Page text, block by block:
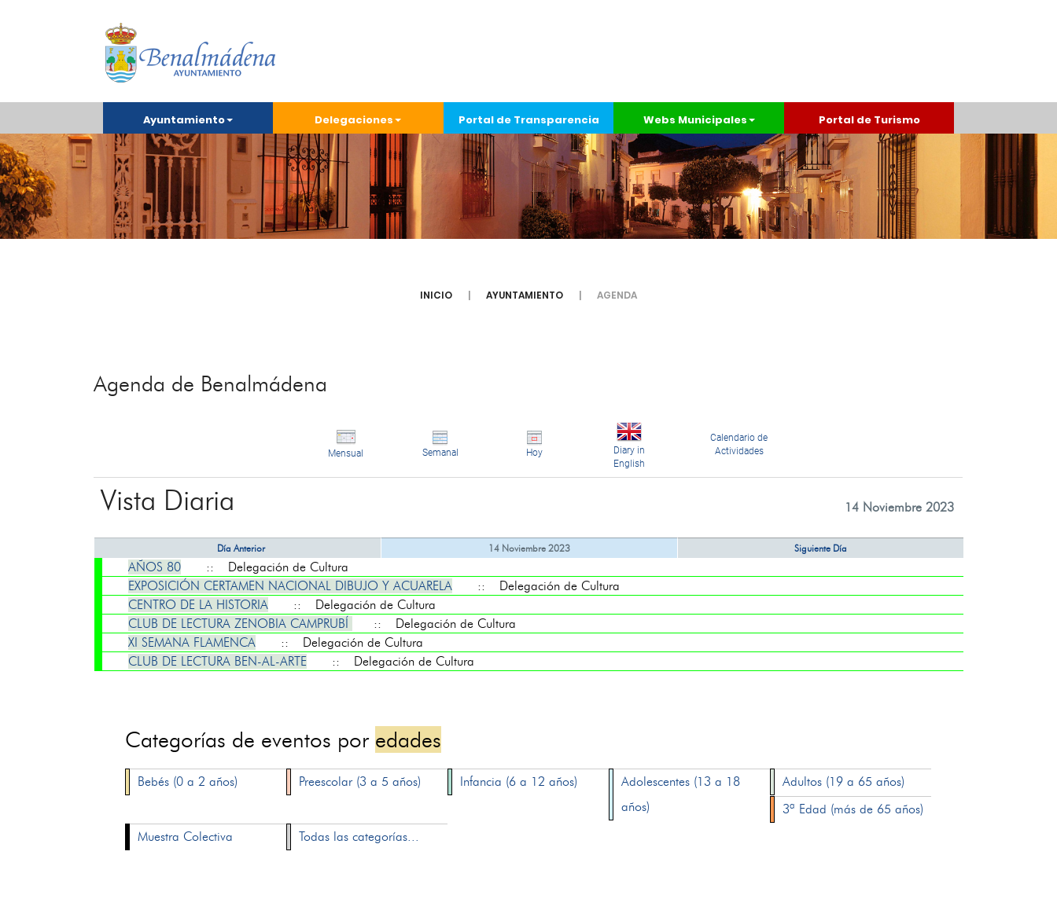
Ayuntamiento Delegaciones Portal de Transparencia Webs Municipales Portal de Turismo
INICIO AYUNTAMIENTO AGENDA
Agenda de Benalmádena
Mensual Semanal Hoy
Diary in
English
Calendario de
Actividades
Vista Diaria 14 Noviembre 2023
Día Anterior 14 Noviembre 2023 Siguiente Día
AÑOS 80
:: Delegación de Cultura
EXPOSICIÓN CERTAMEN NACIONAL DIBUJO Y ACUARELA
:: Delegación de Cultura
CENTRO DE LA HISTORIA
:: Delegación de Cultura
CLUB DE LECTURA ZENOBIA CAMPRUBÍ
:: Delegación de Cultura
XI SEMANA FLAMENCA
:: Delegación de Cultura
CLUB DE LECTURA BEN-AL-ARTE
:: Delegación de Cultura
Categorías de eventos por edades
Bebés (0 a 2 años) Preescolar (3 a 5 años) Infancia (6 a 12 años)
Adolescentes (13 a 18
años)
Adultos (19 a 65 años)
3ª Edad (más de 65 años)
Muestra Colectiva
Todas las categorías...